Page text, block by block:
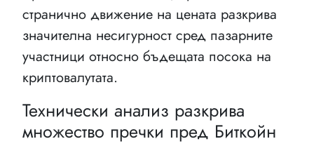
странично движение на цената разкрива
значителна несигурност сред пазарните
участници относно бъдещата посока на
криптовалутата.
Технически анализ разкрива
множество пречки пред Биткойн